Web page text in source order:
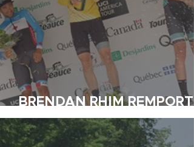
BRENDAN RHIM REMPORTE
LE 34E TOUR DE BEAUCE